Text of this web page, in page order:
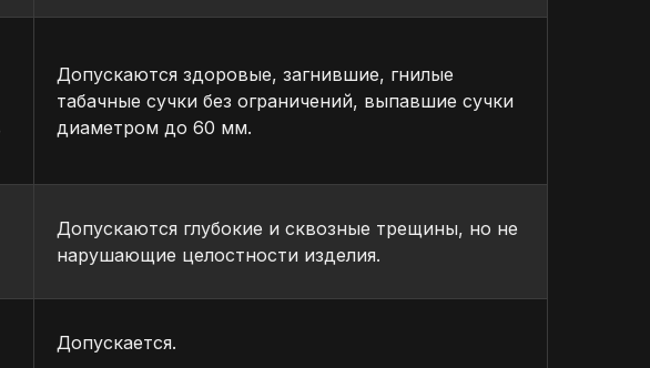
Допускаются здоровые, загнившие, гнилые
табачные сучки без ограничений, выпавшие сучки
диаметром до 60 мм.
Допускаются глубокие и сквозные трещины, но не
нарушающие целостности изделия.
Допускается.